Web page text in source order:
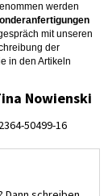
werden
mit unseren
der
in den Artikeln
Nowienski
50499-16